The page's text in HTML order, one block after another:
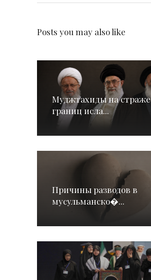
Posts you may also like
Муджтахиды на страже
границ исла...
Причины разводов в
мусульманско�...